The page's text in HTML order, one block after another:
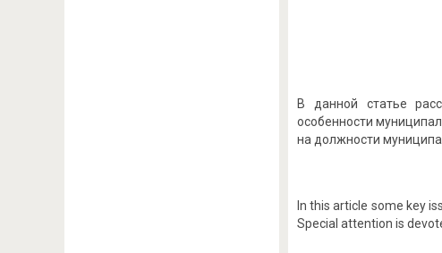
В данной статье
особенности
на должности
In this article some key
Special attention is